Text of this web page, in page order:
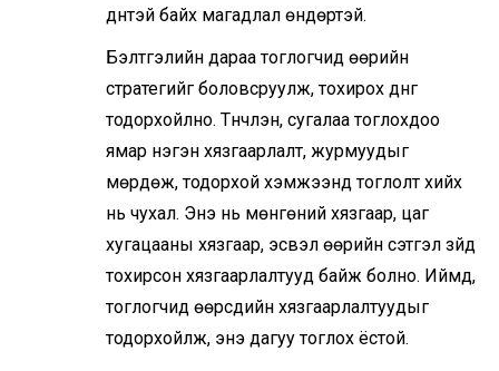
дүнтэй байх магадлал өндөртэй.
Бэлтгэлийн дараа тоглогчид өөрийн
стратегийг боловсруулж, тохирох дүнг
тодорхойлно. Түүнчлэн, сугалаа тоглохдоо
ямар нэгэн хязгаарлалт, журмуудыг
мөрдөж, тодорхой хэмжээнд тоглолт хийх
нь чухал. Энэ нь мөнгөний хязгаар, цаг
хугацааны хязгаар, эсвэл өөрийн сэтгэл зүйд
тохирсон хязгаарлалтууд байж болно. Иймд,
тоглогчид өөрсдийн хязгаарлалтуудыг
тодорхойлж, энэ дагуу тоглох ёстой.